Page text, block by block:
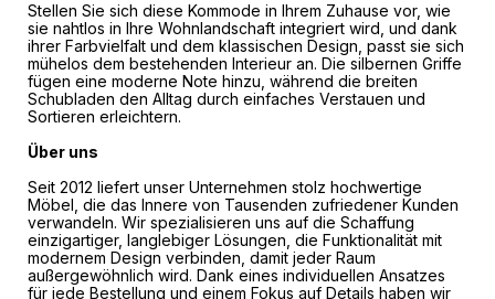
Stellen Sie sich diese Kommode in Ihrem Zuhause vor, wie
sie nahtlos in Ihre Wohnlandschaft integriert wird, und dank
ihrer Farbvielfalt und dem klassischen Design, passt sie sich
mühelos dem bestehenden Interieur an. Die silbernen Griffe
fügen eine moderne Note hinzu, während die breiten
Schubladen den Alltag durch einfaches Verstauen und
Sortieren erleichtern.
Über uns
Seit 2012 liefert unser Unternehmen stolz hochwertige
Möbel, die das Innere von Tausenden zufriedener Kunden
verwandeln. Wir spezialisieren uns auf die Schaffung
einzigartiger, langlebiger Lösungen, die Funktionalität mit
modernem Design verbinden, damit jeder Raum
außergewöhnlich wird. Dank eines individuellen Ansatzes
für jede Bestellung und einem Fokus auf Details haben wir